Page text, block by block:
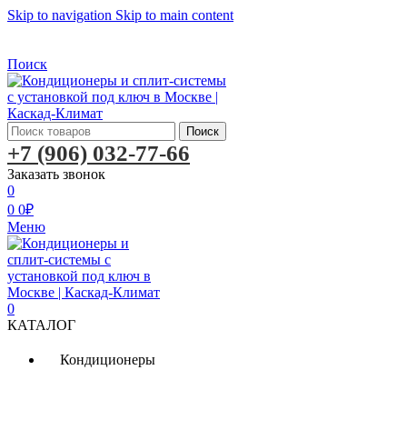
Skip to navigation Skip to main content
Поиск
Поиск
+7 (906) 032-77-66
Заказать звонок
0
0 0₽
Меню
0
КАТАЛОГ
Кондиционеры